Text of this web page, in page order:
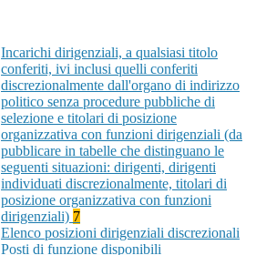
Incarichi dirigenziali, a qualsiasi titolo
conferiti, ivi inclusi quelli conferiti
discrezionalmente dall'organo di indirizzo
politico senza procedure pubbliche di
selezione e titolari di posizione
organizzativa con funzioni dirigenziali (da
pubblicare in tabelle che distinguano le
seguenti situazioni: dirigenti, dirigenti
individuati discrezionalmente, titolari di
posizione organizzativa con funzioni
dirigenziali) 7
Elenco posizioni dirigenziali discrezionali
Posti di funzione disponibili